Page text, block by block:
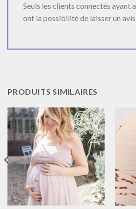
Seuls les clients connectés ayant
ont la possibilité de laisser un avis.
PRODUITS SIMILAIRES